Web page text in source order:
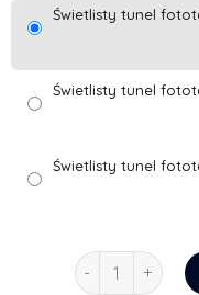
Świetlisty tunel
Świetlisty tunel
Świetlisty tunel
ilość Świetlisty